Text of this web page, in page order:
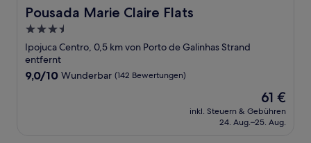
Pousada Marie Claire Flats
Pousada Marie Claire Flats
3.5-
Sterne-
Unterkunft
Ipojuca Centro, 0,5 km von Porto de Galinhas Strand
entfernt
9.0
9,0/10 Wunderbar (142 Bewertungen)
Der
Preis
beträgt
61 €
inkl. Steuern & Gebühren
24. Aug.–25. Aug.